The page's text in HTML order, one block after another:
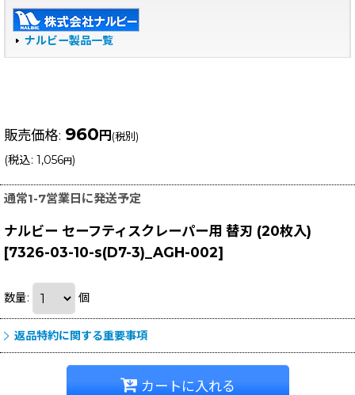
ナルビー製品一覧
販売価格: 960 円 (税別)
(税込: 1,056円)
通常1-7営業日に発送予定
ナルビー セーフティスクレーパー用 替刃 (20枚入)
[7326-03-10-s(D7-3)_AGH-002]
数量: 個
返品特約に関する重要事項
カートに入れる